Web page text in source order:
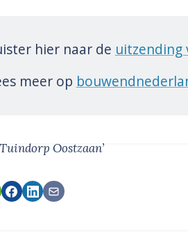
hier naar de uitzending
meer op
Oostzaan’